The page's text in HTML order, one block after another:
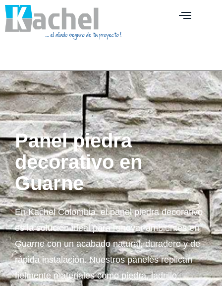
Panel piedra
decorativo en
Guarne
En Kachel Colombia, el panel piedra decorativo
es la solución ideal para renovar ambientes en
Guarne con un acabado natural, duradero y de
rápida instalación. Nuestros paneles replican
fielmente materiales como piedra, ladrillo,